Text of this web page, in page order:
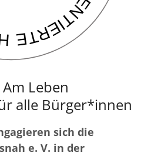
Leben
alle Bürger*innen
sich die
e. V. in der